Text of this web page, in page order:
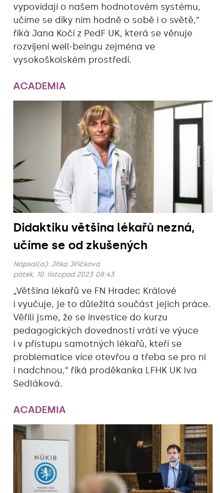
vypovídají o našem hodnotovém systému,
učíme se díky nim hodně o sobě i o světě,“
říká Jana Kočí z PedF UK, která se věnuje
rozvíjení well-beingu zejména ve
vysokoškolském prostředí.
ACADEMIA
Didaktiku většina lékařů nezná,
učíme se od zkušených
Napsal(a): Jitka Jiřičková
pátek, 10. listopad 2023 08:43
„Většina lékařů ve FN Hradec Králové
i vyučuje, je to důležitá součást jejich práce.
Věřili jsme, že se investice do kurzu
pedagogických dovedností vrátí ve výuce
i v přístupu samotných lékařů, kteří se
problematice více otevřou a třeba se pro ni
i nadchnou,“ říká proděkanka LFHK UK Iva
Sedláková.
ACADEMIA